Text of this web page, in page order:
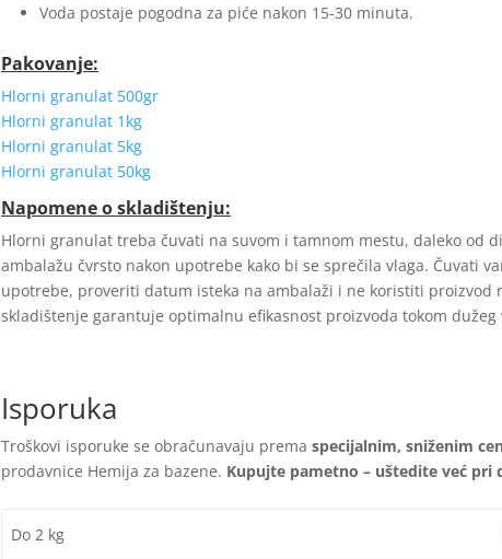
Voda postaje pogodna za piće nakon 15-30 minuta.
Pakovanje:
Hlorni granulat 500gr
Hlorni granulat 1kg
Hlorni granulat 5kg
Hlorni granulat 50kg
Napomene o skladištenju:
Hlorni granulat treba čuvati na suvom i tamnom mestu, daleko od
ambalažu čvrsto nakon upotrebe kako bi se sprečila vlaga. Čuvati
upotrebe, proveriti datum isteka na ambalaži i ne koristiti proizvod
skladištenje garantuje optimalnu efikasnost proizvoda tokom dužeg
Isporuka
Troškovi isporuke se obračunavaju prema specijalnim, sniženim
prodavnice Hemija za bazene. Kupujte pametno – uštedite već pri
Do 2 kg